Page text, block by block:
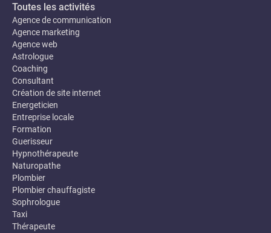
Toutes les activités
Agence de communication
Agence marketing
Agence web
Astrologue
Coaching
Consultant
Création de site internet
Energeticien
Entreprise locale
Formation
Guerisseur
Hypnothérapeute
Naturopathe
Plombier
Plombier chauffagiste
Sophrologue
Taxi
Thérapeute